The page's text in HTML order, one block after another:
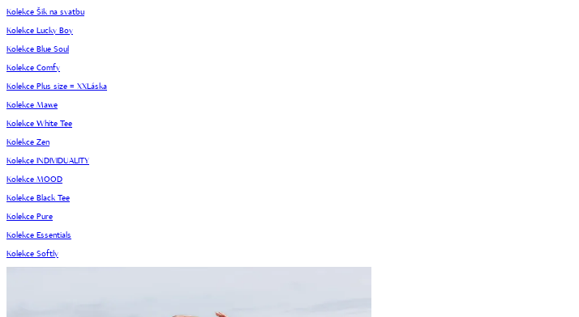
Kolekce Šik na svatbu
Kolekce Lucky Boy
Kolekce Blue Soul
Kolekce Comfy
Kolekce Plus size = XXLáska
Kolekce Mawe
Kolekce White Tee
Kolekce Zen
Kolekce INDIVIDUALITY
Kolekce MOOD
Kolekce Black Tee
Kolekce Pure
Kolekce Essentials
Kolekce Softly